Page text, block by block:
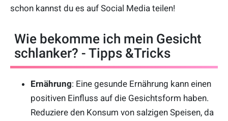
schon kannst du es auf Social Media teilen!
Wie bekomme ich mein Gesicht
schlanker? - Tipps &Tricks
Ernährung: Eine gesunde Ernährung kann einen
positiven Einfluss auf die Gesichtsform haben.
Reduziere den Konsum von salzigen Speisen, da